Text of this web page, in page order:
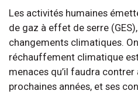
Les activités humaines
de gaz à effet de serre
changements climatiques.
réchauffement climatique
menaces qu’il faudra
prochaines années, et ses